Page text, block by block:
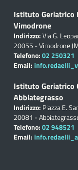
Istituto Geriatrico
Vimodrone
Indirizzo:Via G.
20055 - Vimodrone
Telefono:02 250321
Email:
Istituto Geriatrico
Abbiategrasso
Indirizzo: Piazza E.
20081 -
Telefono:02 948521
Email: